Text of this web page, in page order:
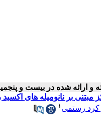
بر نانومیله های
کرد رستمی ۱